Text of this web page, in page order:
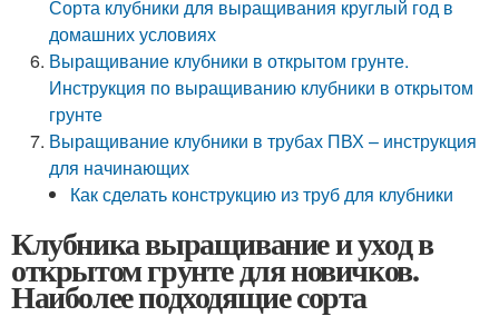
Сорта клубники для выращивания круглый год в
домашних условиях
Выращивание клубники в открытом грунте.
Инструкция по выращиванию клубники в открытом
грунте
Выращивание клубники в трубах ПВХ – инструкция
для начинающих
Как сделать конструкцию из труб для клубники
Клубника выращивание и уход в
открытом грунте для новичков.
Наиболее подходящие сорта